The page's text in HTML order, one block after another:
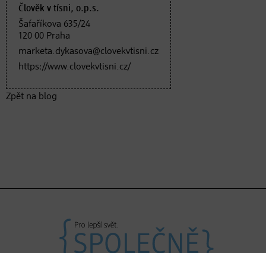
Člověk v tísni, o.p.s.
Šafaříkova 635/24
120 00 Praha
marketa.dykasova@clovekvtisni.cz
https://www.clovekvtisni.cz/
Zpět na blog